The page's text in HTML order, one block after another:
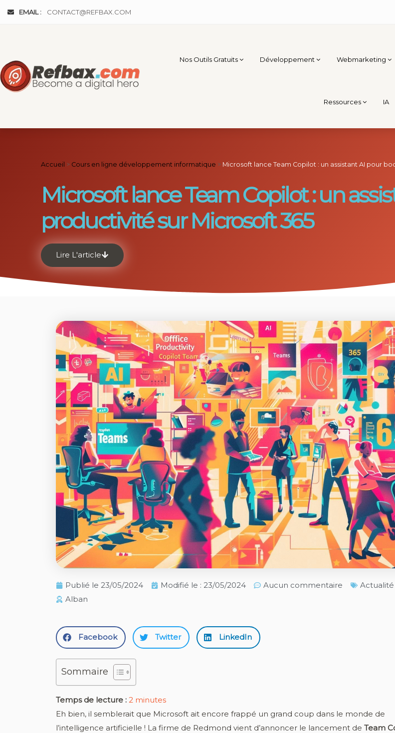
EMAIL : CONTACT@REFBAX.COM
Nos Outils Gratuits Développement Webmarketing
Ressources IA
Accueil > Cours en ligne développement informatique > Microsoft lance Team Copilot : un assistant AI pour
Microsoft lance Team Copilot : un
productivité sur Microsoft 365
Lire L'article
Publié le 23/05/2024 Modifié le : 23/05/2024 Aucun commentaire
Alban
Facebook Twitter LinkedIn
Sommaire
Temps de lecture : 2 minutes
Eh bien, il semblerait que Microsoft ait encore frappé un grand coup dans le monde de
l’intelligence artificielle ! La firme de Redmond vient d’annoncer le lancement de Team